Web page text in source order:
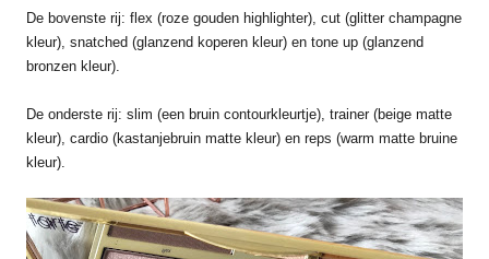
De bovenste rij: flex (roze gouden highlighter), cut (glitter champagne
kleur), snatched (glanzend koperen kleur) en tone up (glanzend
bronzen kleur).
De onderste rij: slim (een bruin contourkleurtje), trainer (beige matte
kleur), cardio (kastanjebruin matte kleur) en reps (warm matte bruine
kleur).